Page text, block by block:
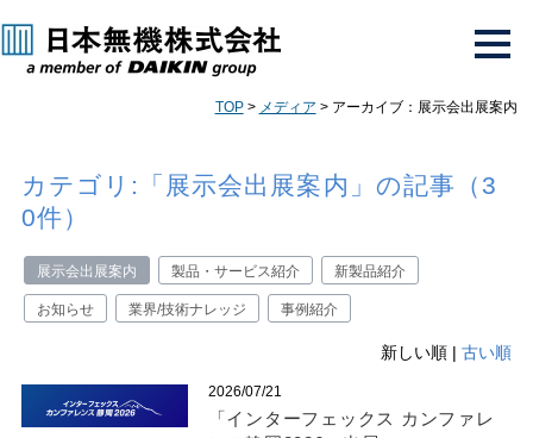
TOP> メディア > アーカイブ：展示会出展案内
カテゴリ:「展示会出展案内」の記事（3
0件）
展示会出展案内 製品・サービス紹介 新製品紹介
お知らせ 業界/技術ナレッジ 事例紹介
新しい順 |古い順
2026/07/21
「インターフェックス カンファレ